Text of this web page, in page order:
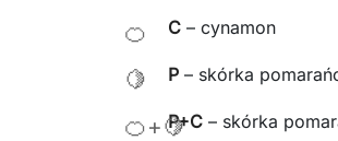
🍊 C – cynamon
🍋 P – skórka
🍊+🍋P+C – skórka